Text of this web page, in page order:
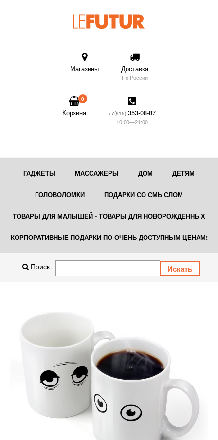
Магазины Доставка
По России
0
Корзина +7(915) 353-08-87
10:00—21:00
ГАДЖЕТЫ МАССАЖЕРЫ ДОМ ДЕТЯМ
ГОЛОВОЛОМКИ ПОДАРКИ СО СМЫСЛОМ
ТОВАРЫ ДЛЯ МАЛЫШЕЙ - ТОВАРЫ ДЛЯ НОВОРОЖДЕННЫХ
КОРПОРАТИВНЫЕ ПОДАРКИ ПО ОЧЕНЬ ДОСТУПНЫМ ЦЕНАМ!
Поиск